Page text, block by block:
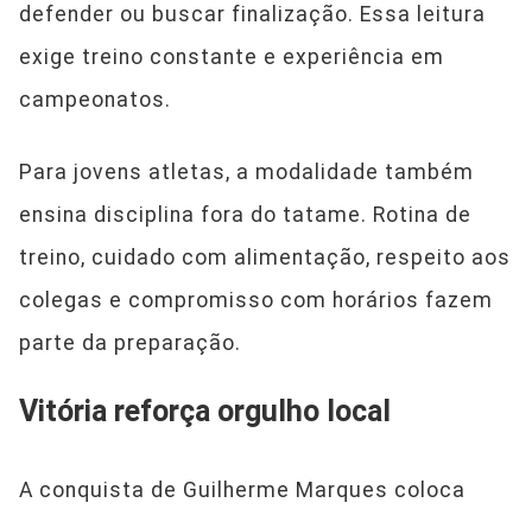
defender ou buscar finalização. Essa leitura
exige treino constante e experiência em
campeonatos.
Para jovens atletas, a modalidade também
ensina disciplina fora do tatame. Rotina de
treino, cuidado com alimentação, respeito aos
colegas e compromisso com horários fazem
parte da preparação.
Vitória reforça orgulho local
A conquista de Guilherme Marques coloca